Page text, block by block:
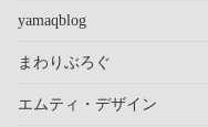
yamaqblog
まわりぶろぐ
エムティ・デザイン